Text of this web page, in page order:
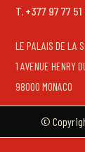
T. +377 97 77
LE PALAIS DE LA
1 AVENUE HENRY
98000 MONACO
©